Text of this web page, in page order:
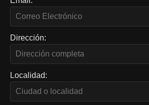
Dirección:
Localidad: